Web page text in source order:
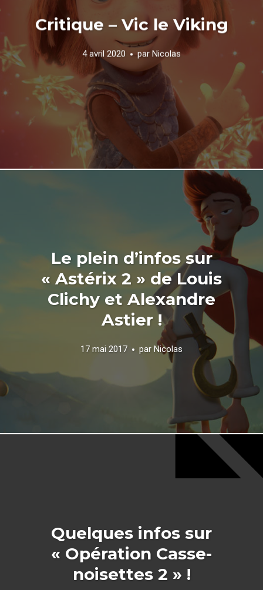
Critique – Vic le Viking
4 avril 2020 par Nicolas
Le plein d’infos sur
« Astérix 2 » de Louis
Clichy et Alexandre
Astier !
17 mai 2017 par Nicolas
Quelques infos sur
« Opération Casse-
noisettes 2 » !